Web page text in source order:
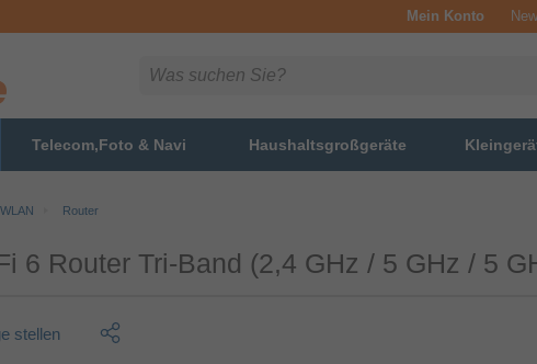
Mein Konto
Telecom,Foto & Navi Haushaltsgroßgeräte
Router
6 Router Tri-Band (2,4 GHz / 5 GHz / 5
stellen